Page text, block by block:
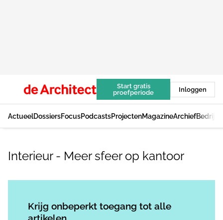
Start gratis
proefperiode
Inloggen
ActueelDossiersFocusPodcastsProjectenMagazineArchief
Interieur - Meer sfeer op kantoor
Krijg onbeperkt toegang tot alle